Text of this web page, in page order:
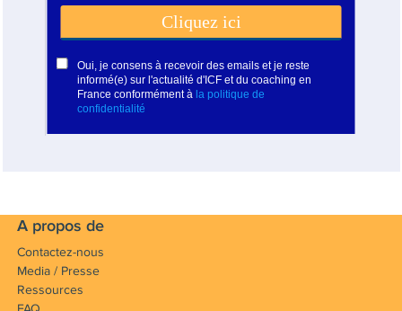
A propos de
Contactez-nous
Media / Presse
Ressources